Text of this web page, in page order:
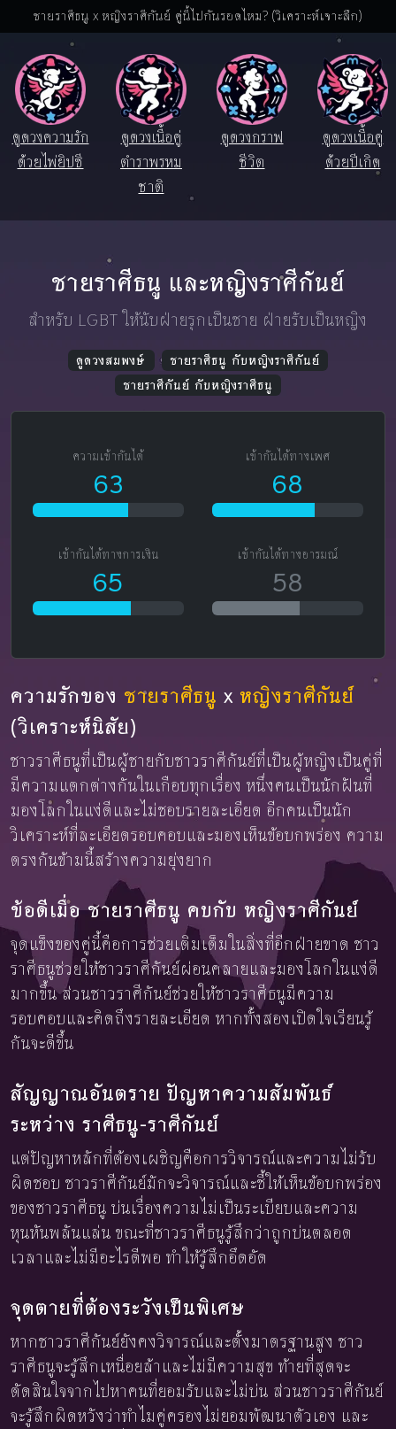
ชายราศีธนู x หญิงราศีกันย์ คู่นี้ไปกันรอดไหม? (วิเคราะห์เจาะลึก)
ดูดวงความรัก
ด้วยไพ่ยิปซี
ดูดวงเนื้อคู่
ตำราพรหม
ชาติ
ดูดวงกราฟ
ชีวิต
ดูดวงเนื้อคู่
ด้วยปีเกิด
ชายราศีธนู และหญิงราศีกันย์
สำหรับ LGBT ให้นับฝ่ายรุกเป็นชาย ฝ่ายรับเป็นหญิง
ดูดวงสมพงษ์
ชายราศีธนู กับหญิงราศีกันย์
ชายราศีกันย์ กับหญิงราศีธนู
ความเข้ากันได้
63
เข้ากันได้ทางเพศ
68
เข้ากันได้ทางการเงิน
65
เข้ากันได้ทางอารมณ์
58
ความรักของ ชายราศีธนู x หญิงราศีกันย์
(วิเคราะห์นิสัย)
ชาวราศีธนูที่เป็นผู้ชายกับชาวราศีกันย์ที่เป็นผู้หญิงเป็นคู่ที่
มีความแตกต่างกันในเกือบทุกเรื่อง หนึ่งคนเป็นนักฝันที่
มองโลกในแง่ดีและไม่ชอบรายละเอียด อีกคนเป็นนัก
วิเคราะห์ที่ละเอียดรอบคอบและมองเห็นข้อบกพร่อง ความ
ตรงกันข้ามนี้สร้างความยุ่งยาก
ข้อดีเมื่อ ชายราศีธนู คบกับ หญิงราศีกันย์
จุดแข็งของคู่นี้คือการช่วยเติมเต็มในสิ่งที่อีกฝ่ายขาด ชาว
ราศีธนูช่วยให้ชาวราศีกันย์ผ่อนคลายและมองโลกในแง่ดี
มากขึ้น ส่วนชาวราศีกันย์ช่วยให้ชาวราศีธนูมีความ
รอบคอบและคิดถึงรายละเอียด หากทั้งสองเปิดใจเรียนรู้
กันจะดีขึ้น
สัญญาณอันตราย ปัญหาความสัมพันธ์
ระหว่าง ราศีธนู-ราศีกันย์
แต่ปัญหาหลักที่ต้องเผชิญคือการวิจารณ์และความไม่รับ
ผิดชอบ ชาวราศีกันย์มักจะวิจารณ์และชี้ให้เห็นข้อบกพร่อง
ของชาวราศีธนู บ่นเรื่องความไม่เป็นระเบียบและความ
หุนหันพลันแล่น ขณะที่ชาวราศีธนูรู้สึกว่าถูกบ่นตลอด
เวลาและไม่มีอะไรดีพอ ทำให้รู้สึกอึดอัด
จุดตายที่ต้องระวังเป็นพิเศษ
หากชาวราศีกันย์ยังคงวิจารณ์และตั้งมาตรฐานสูง ชาว
ราศีธนูจะรู้สึกเหนื่อยล้าและไม่มีความสุข ท้ายที่สุดจะ
ตัดสินใจจากไปหาคนที่ยอมรับและไม่บ่น ส่วนชาวราศีกันย์
จะรู้สึกผิดหวังว่าทำไมคู่ครองไม่ยอมพัฒนาตัวเอง และ